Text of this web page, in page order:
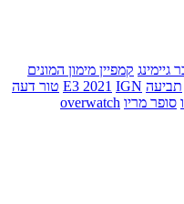
גיימינג קמפיין מימון המונים
תביעה E3 2021 IGN
טור דעה
סופר מריו overwatch